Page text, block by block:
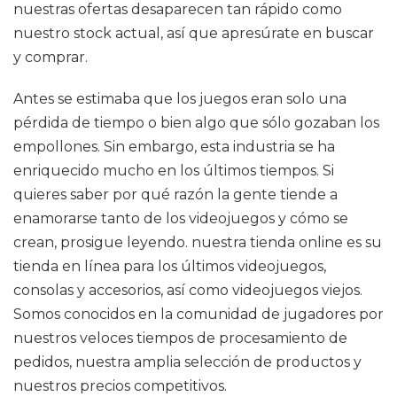
nuestras ofertas desaparecen tan rápido como
nuestro stock actual, así que apresúrate en buscar
y comprar.
Antes se estimaba que los juegos eran solo una
pérdida de tiempo o bien algo que sólo gozaban los
empollones. Sin embargo, esta industria se ha
enriquecido mucho en los últimos tiempos. Si
quieres saber por qué razón la gente tiende a
enamorarse tanto de los videojuegos y cómo se
crean, prosigue leyendo. nuestra tienda online es su
tienda en línea para los últimos videojuegos,
consolas y accesorios, así como videojuegos viejos.
Somos conocidos en la comunidad de jugadores por
nuestros veloces tiempos de procesamiento de
pedidos, nuestra amplia selección de productos y
nuestros precios competitivos.